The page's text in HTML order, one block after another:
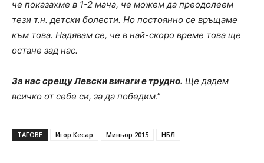
че показахме в 1-2 мача, че можем да преодолеем
тези т.н. детски болести. Но постоянно се връщаме
към това. Надявам се, че в най-скоро време това ще
остане зад нас.
За нас срещу Левски винаги е трудно. Ще дадем
всичко от себе си, за да победим.”
ТАГОВЕ Игор Кесар Миньор 2015 НБЛ